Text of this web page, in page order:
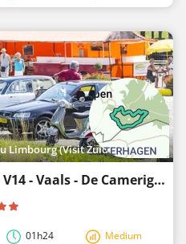
Limbourg (Visit Zuid-Limburg)
Itinéraire de randonnée V14 - Vaals - De Camerig à Cottessen
01h24 Medium